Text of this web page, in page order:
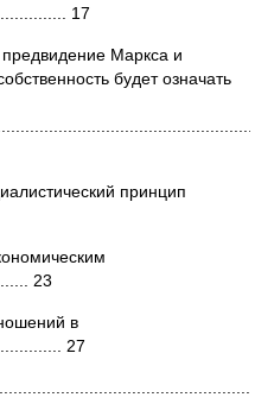
17
Маркса и
будет означать
принцип
23
в
27